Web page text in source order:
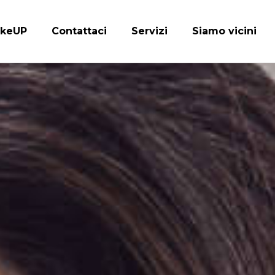
Contattaci Servizi Siamo vicini